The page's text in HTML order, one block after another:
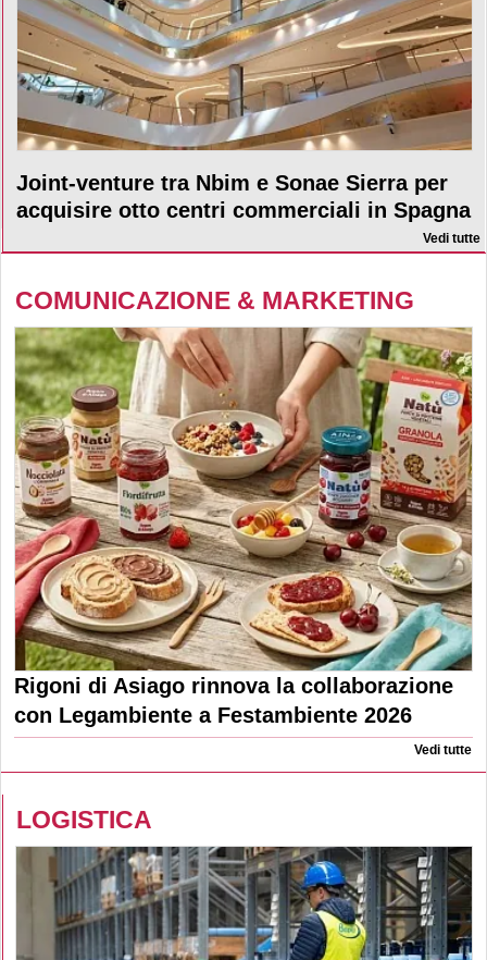
Joint-venture tra Nbim e Sonae Sierra per
acquisire otto centri commerciali in Spagna
Vedi tutte
COMUNICAZIONE & MARKETING
Rigoni di Asiago rinnova la collaborazione
con Legambiente a Festambiente 2026
Vedi tutte
LOGISTICA